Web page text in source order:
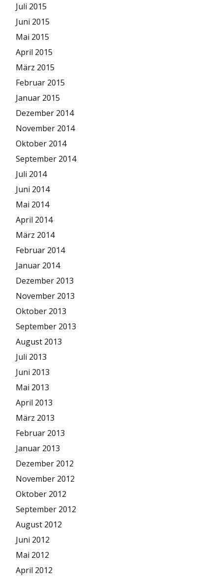
Juli 2015
Juni 2015
Mai 2015
April 2015
März 2015
Februar 2015
Januar 2015
Dezember 2014
November 2014
Oktober 2014
September 2014
Juli 2014
Juni 2014
Mai 2014
April 2014
März 2014
Februar 2014
Januar 2014
Dezember 2013
November 2013
Oktober 2013
September 2013
August 2013
Juli 2013
Juni 2013
Mai 2013
April 2013
März 2013
Februar 2013
Januar 2013
Dezember 2012
November 2012
Oktober 2012
September 2012
August 2012
Juni 2012
Mai 2012
April 2012